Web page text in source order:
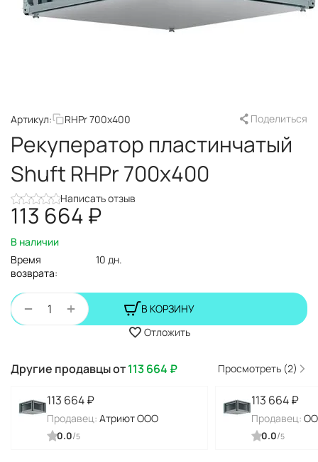
Артикул: RHPr 700x400 Поделиться
Рекуператор пластинчатый
Shuft RHPr 700x400
Написать отзыв
113 664₽
В наличии
Время
возврата:
10 дн.
+
−
В КОРЗИНУ
Отложить
Другие продавцы от113 664 ₽ Просмотреть (2)
113 664₽
Продавец: Атриют ООО
0.0/5
113 664₽
Продавец:
0.0/5